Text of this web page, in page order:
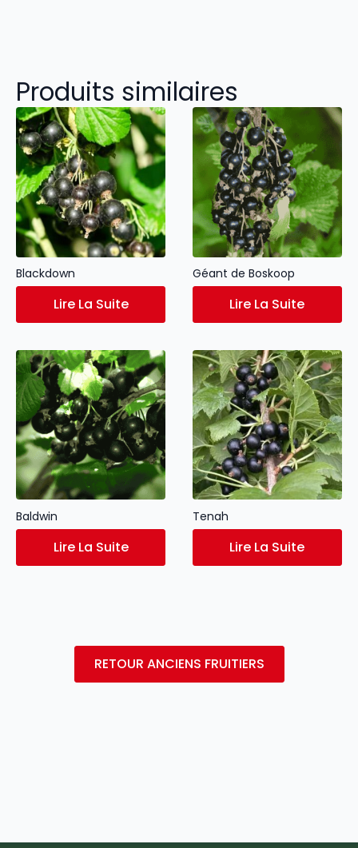
Produits similaires
Blackdown
Lire La Suite
Géant de Boskoop
Lire La Suite
Baldwin
Lire La Suite
Tenah
Lire La Suite
RETOUR ANCIENS FRUITIERS